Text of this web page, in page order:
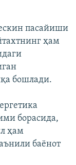
пасайиши
ҳам
бошлади.
борасида,
ҳам
баёнот